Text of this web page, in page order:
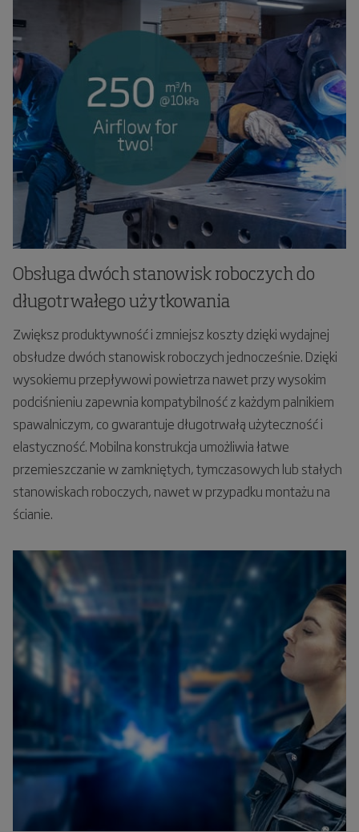
Obsługa dwóch stanowisk roboczych do
długotrwałego użytkowania
Zwiększ produktywność i zmniejsz koszty dzięki wydajnej
obsłudze dwóch stanowisk roboczych jednocześnie. Dzięki
wysokiemu przepływowi powietrza nawet przy wysokim
podciśnieniu zapewnia kompatybilność z każdym palnikiem
spawalniczym, co gwarantuje długotrwałą użyteczność i
elastyczność. Mobilna konstrukcja umożliwia łatwe
przemieszczanie w zamkniętych, tymczasowych lub stałych
stanowiskach roboczych, nawet w przypadku montażu na
ścianie.